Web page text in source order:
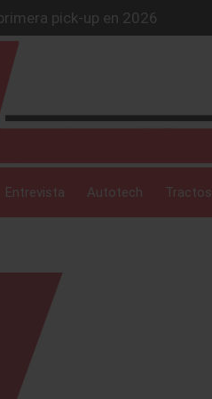
pick-up en 2026
un adiós exclusivo
SUV que evoluciona
crece
profunda: Peñafiel
Entrevista Autotech Tractos